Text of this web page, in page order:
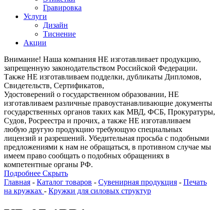
Гравировка
Услуги
Дизайн
Тиснение
Акции
Внимание! Наша компания НЕ изготавливает продукцию,
запрещенную законодательством Российской Федерации.
Также НЕ изготавливаем подделки, дубликаты Дипломов,
Свидетельств, Сертификатов,
Удостоверений о государственном образовании, НЕ
изготавливаем различные правоустанавливающие документы
государственных органов таких как МВД, ФСБ, Прокуратуры,
Судов, Росреестра и прочих, а также НЕ изготавливаем
любую другую продукцию требующую специальных
лицензий и разрешений. Убедительная просьба с подобными
предложениями к нам не обращаться, в противном случае мы
имеем право сообщать о подобных обращениях в
компетентные органы РФ.
Подробнее Скрыть
Главная - Каталог товаров - Сувенирная продукция - Печать
на кружках - Кружки для силовых структур